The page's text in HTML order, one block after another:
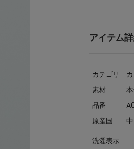
アイテム
カテゴリ
素材
品番
原産国
洗濯表示